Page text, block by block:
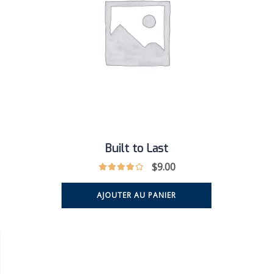
Built to Last
$9.00
AJOUTER AU PANIER